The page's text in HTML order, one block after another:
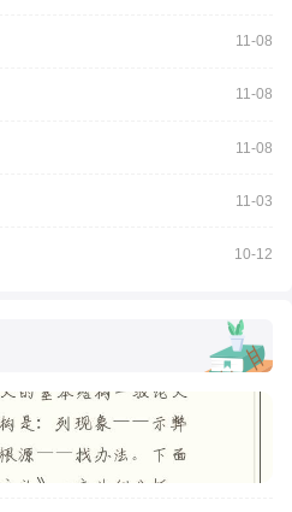
11-08
11-08
11-08
11-03
10-12